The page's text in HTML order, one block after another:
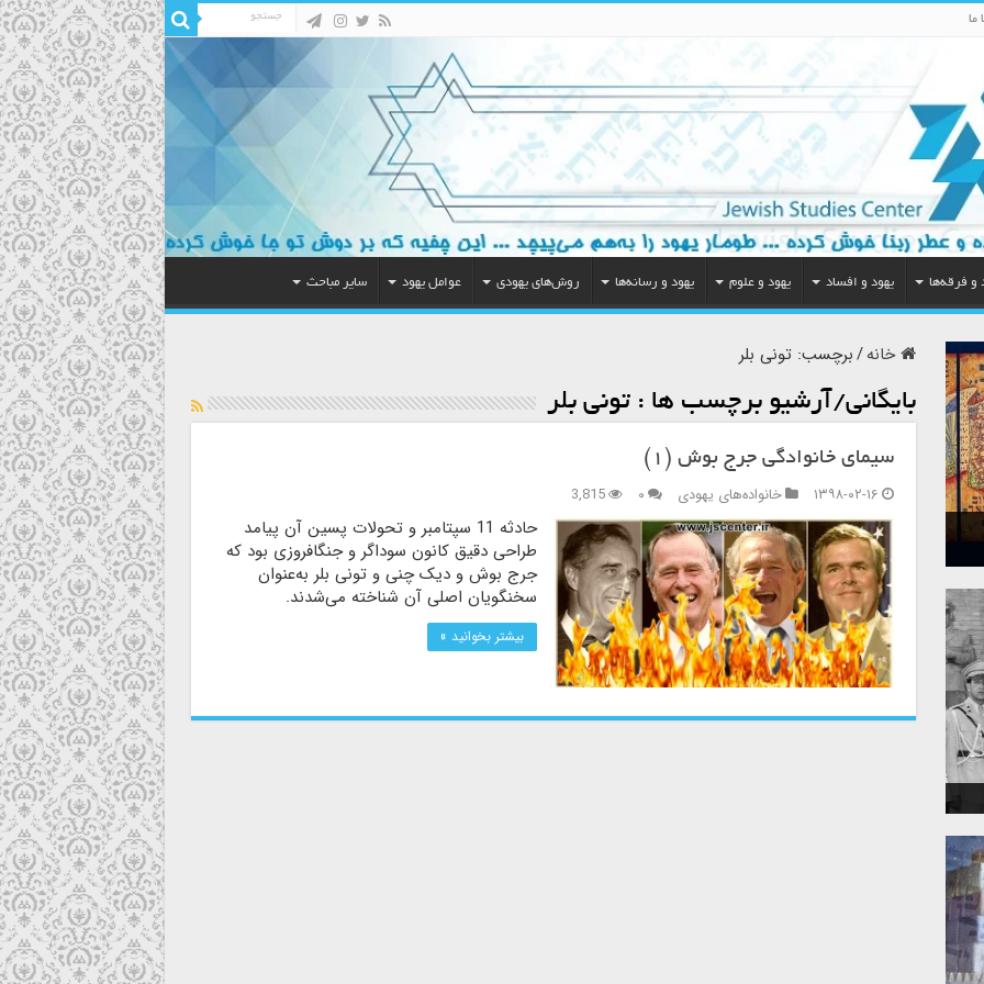
ما
و فرقه‌ها یهود و افساد یهود و علوم یهود و رسانه‌ها روش‌های یهودی عوامل یهود سایر مباحث
خانه/برچسب:تونی بلر
بایگانی/آرشیو برچسب ها :تونی بلر
سیمای خانوادگی جرج بوش (۱)
۱۳۹۸-۰۲-۱۶
خانواده‌های یهودی ۰ 3,815
حادثه 11 سپتامبر و تحولات پسین آن پیامد
طراحی دقیق کانون سوداگر و جنگ‎افروزی‎ بود که
جرج بوش و دیک چنی و تونی بلر به‌عنوان
سخنگویان اصلی آن شناخته می‌شدند.
بیشتر بخوانید »